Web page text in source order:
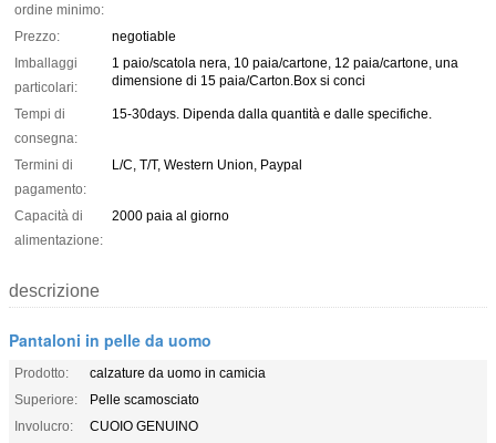
ordine minimo:
Prezzo:
negotiable
Imballaggi
particolari:
1 paio/scatola nera, 10 paia/cartone, 12 paia/cartone, una
dimensione di 15 paia/Carton.Box si conci
Tempi di
consegna:
15-30days. Dipenda dalla quantità e dalle specifiche.
Termini di
pagamento:
L/C, T/T, Western Union, Paypal
Capacità di
alimentazione:
2000 paia al giorno
descrizione
Pantaloni in pelle da uomo
Prodotto:
calzature da uomo in camicia
Superiore:
Pelle scamosciato
Involucro:
CUOIO GENUINO